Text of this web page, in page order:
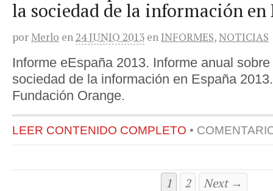
la sociedad de la información en
por Merlo en 24 JUNIO 2013 enINFORMES,NOTICIAS
Informe eEspaña 2013. Informe anual
sociedad de la información en España
Fundación Orange.
LEER CONTENIDO COMPLETO •
1 2 Next →